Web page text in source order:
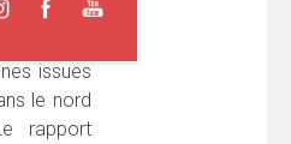
étudie
issues
le nord
rapport